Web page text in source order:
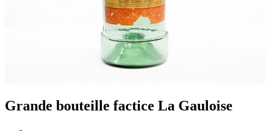
Grande bouteille factice La Gauloise